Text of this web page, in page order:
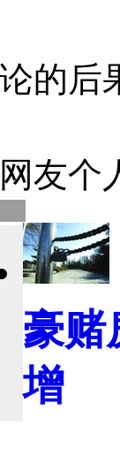
的后
友个
豪赌
增